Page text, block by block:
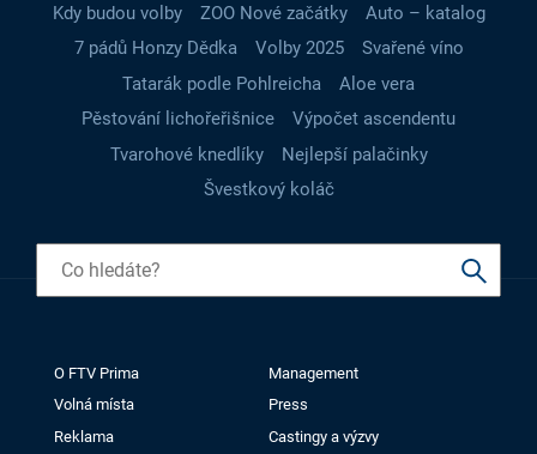
Kdy budou volby
ZOO Nové začátky
Auto – katalog
7 pádů Honzy Dědka
Volby 2025
Svařené víno
Tatarák podle Pohlreicha
Aloe vera
Pěstování lichořeřišnice
Výpočet ascendentu
Tvarohové knedlíky
Nejlepší palačinky
Švestkový koláč
O FTV Prima
Management
Volná místa
Press
Reklama
Castingy a výzvy